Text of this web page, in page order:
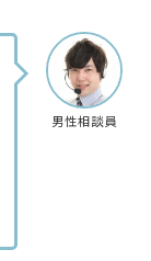
男性相談員